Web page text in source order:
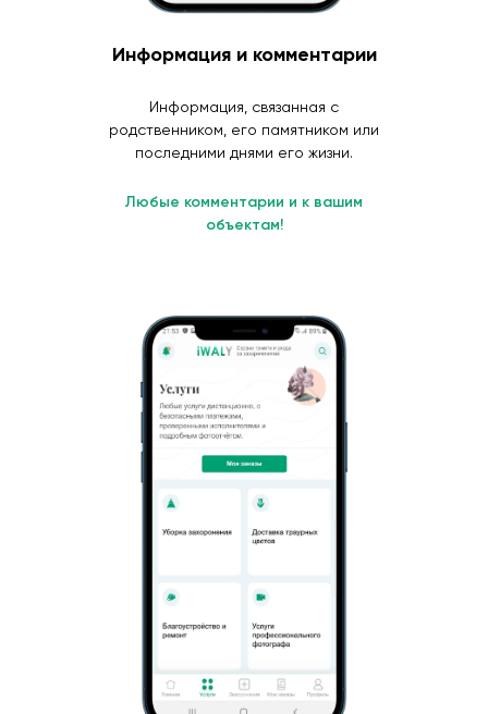
Информация и комментарии
Информация, связанная с
родственником, его памятником или
последними днями его жизни.
Любые комментарии и к вашим
объектам!